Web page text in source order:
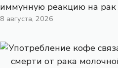
иммунную реакцию на рак
8 августа, 2026